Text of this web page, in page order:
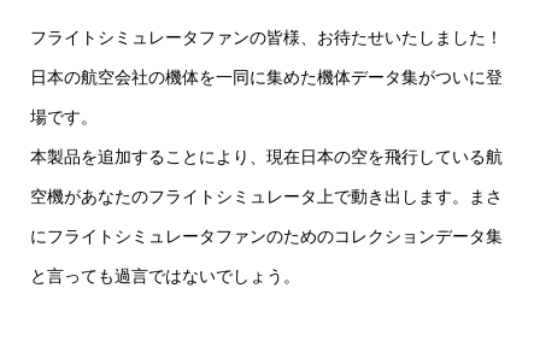
フライトシミュレータファンの皆様、お待たせいたしました！
日本の航空会社の機体を一同に集めた機体データ集がついに登
場です。
本製品を追加することにより、現在日本の空を飛行している航
空機があなたのフライトシミュレータ上で動き出します。まさ
にフライトシミュレータファンのためのコレクションデータ集
と言っても過言ではないでしょう。